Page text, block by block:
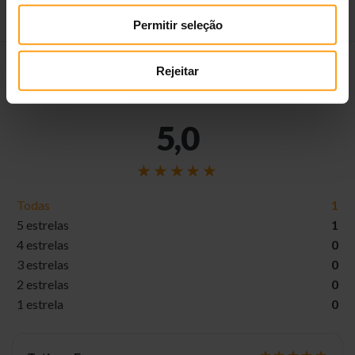
Permitir seleção
Rejeitar
Avaliações
5,0
Todas
1
5 estrelas
1
4 estrelas
0
3 estrelas
0
2 estrelas
0
1 estrela
0